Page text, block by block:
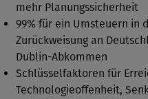
mehr Planungssicherheit
99% für ein Umsteuern in
Zurückweisung an
Dublin-Abkommen
Schlüsselfaktoren für
Technologieoffenheit,